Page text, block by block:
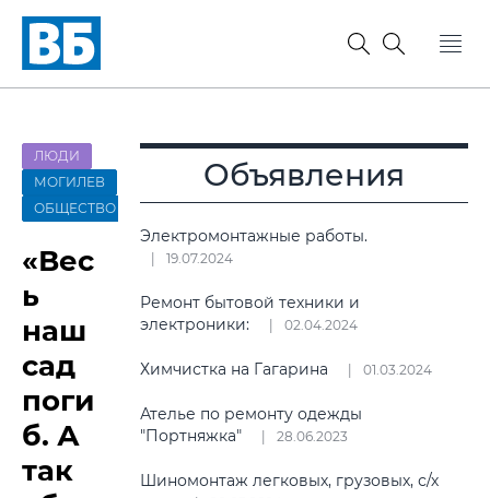
ЛЮДИ
МОГИЛЕВ
ОБЩЕСТВО
«Вес
ь
наш
сад
поги
б. А
так
Объявления
Электромонтажные работы.
19.07.2024
Ремонт бытовой техники и
электроники:
02.04.2024
Химчистка на Гагарина 01.03.2024
Ателье по ремонту одежды
"Портняжка"
28.06.2023
Шиномонтаж легковых, грузовых, с/х